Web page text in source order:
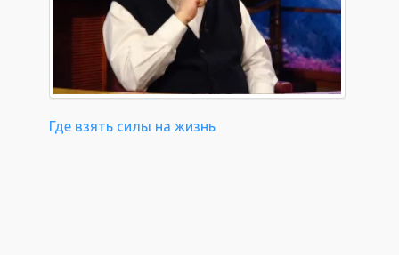
Где взять силы на жизнь